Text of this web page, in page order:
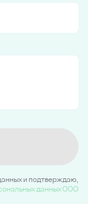
и подтверждаю,
данных ООО